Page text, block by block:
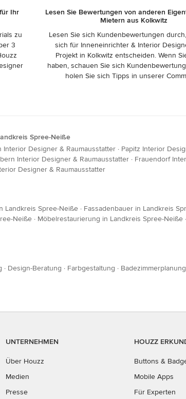
Ihr
zu
3
Lesen Sie Bewertungen von anderen
Mietern aus Kolkwitz
Lesen Sie sich Kundenbewertungen
sich für Inneneinrichter & Interior
Projekt in Kolkwitz entscheiden. Wenn
haben, schauen Sie sich
holen Sie sich Tipps in unserer
Spree-Neiße
Interior Designer & Raumausstatter · Papitz Interior
Interior Designer & Raumausstatter · Frauendorf
Designer & Raumausstatter
Landkreis Spree-Neiße · Fassadenbauer in Landkreis
Neiße · Möbelrestaurierung in Landkreis Spree-Neiße ·
· Design-Beratung · Farbgestaltung · Badezimmerplanung
UNTERNEHMEN
Über Houzz
Medien
Presse
HOUZZ
Buttons &
Mobile Apps
Für Experten